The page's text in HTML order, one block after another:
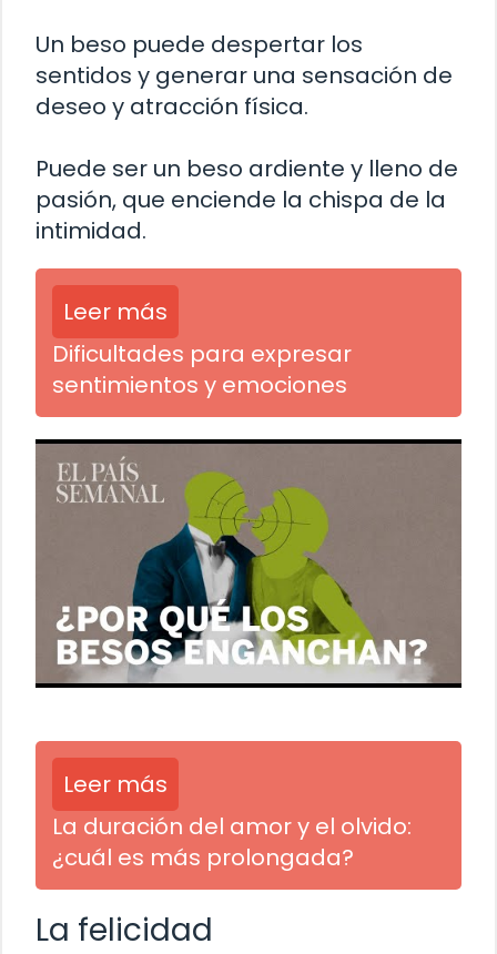
Un beso puede despertar los
sentidos y generar una sensación de
deseo y atracción física.
Puede ser un beso ardiente y lleno de
pasión, que enciende la chispa de la
intimidad.
Leer más
Dificultades para expresar
sentimientos y emociones
Leer más
La duración del amor y el olvido:
¿cuál es más prolongada?
La felicidad